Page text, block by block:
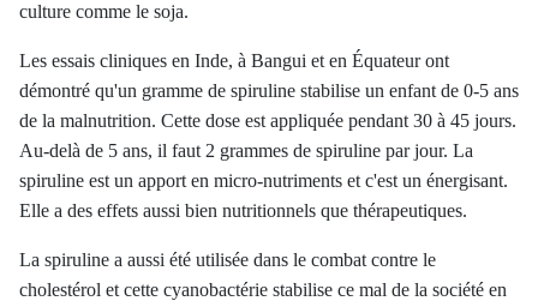
culture comme le soja.
Les essais cliniques en Inde, à Bangui et en Équateur ont
démontré qu'un gramme de spiruline stabilise un enfant de 0-5 ans
de la malnutrition. Cette dose est appliquée pendant 30 à 45 jours.
Au-delà de 5 ans, il faut 2 grammes de spiruline par jour. La
spiruline est un apport en micro-nutriments et c'est un énergisant.
Elle a des effets aussi bien nutritionnels que thérapeutiques.
La spiruline a aussi été utilisée dans le combat contre le
cholestérol et cette cyanobactérie stabilise ce mal de la société en